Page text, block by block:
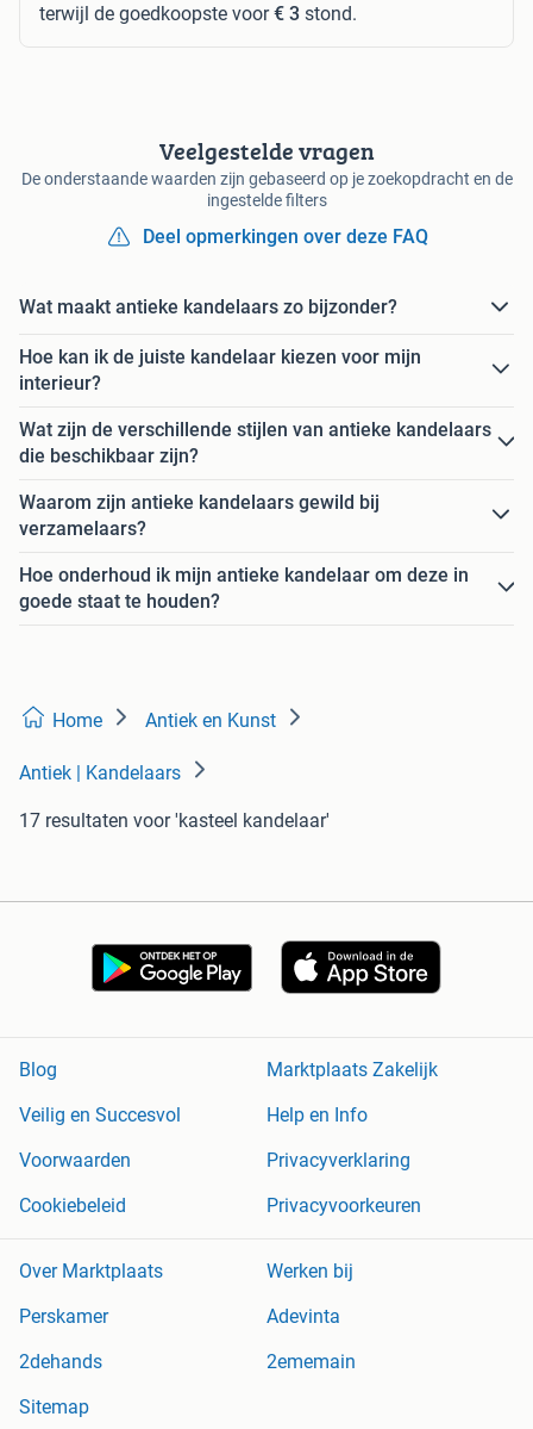
terwijl de goedkoopste voor€ 3 stond.
Veelgestelde vragen
De onderstaande waarden zijn gebaseerd op je zoekopdracht en de
ingestelde filters
Deel opmerkingen over deze FAQ
Wat maakt antieke kandelaars zo bijzonder?
Hoe kan ik de juiste kandelaar kiezen voor mijn
interieur?
Wat zijn de verschillende stijlen van antieke kandelaars
die beschikbaar zijn?
Waarom zijn antieke kandelaars gewild bij
verzamelaars?
Hoe onderhoud ik mijn antieke kandelaar om deze in
goede staat te houden?
Home Antiek en Kunst
Antiek | Kandelaars
17 resultaten voor 'kasteel kandelaar'
Blog
Marktplaats Zakelijk
Veilig en Succesvol
Help en Info
Voorwaarden
Privacyverklaring
Cookiebeleid
Privacyvoorkeuren
Over Marktplaats
Werken bij
Perskamer
Adevinta
2dehands
2ememain
Sitemap